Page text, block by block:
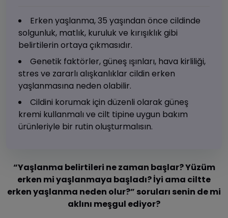
Erken yaşlanma, 35 yaşından önce cildinde
solgunluk, matlık, kuruluk ve kırışıklık gibi
belirtilerin ortaya çıkmasıdır.
Genetik faktörler, güneş ışınları, hava kirliliği,
stres ve zararlı alışkanlıklar cildin erken
yaşlanmasına neden olabilir.
Cildini korumak için düzenli olarak güneş
kremi kullanmalı ve cilt tipine uygun bakım
ürünleriyle bir rutin oluşturmalısın.
“Yaşlanma belirtileri ne zaman başlar? Yüzüm
erken mi yaşlanmaya başladı? İyi ama ciltte
erken yaşlanma neden olur?” soruları senin de mi
aklını meşgul ediyor?